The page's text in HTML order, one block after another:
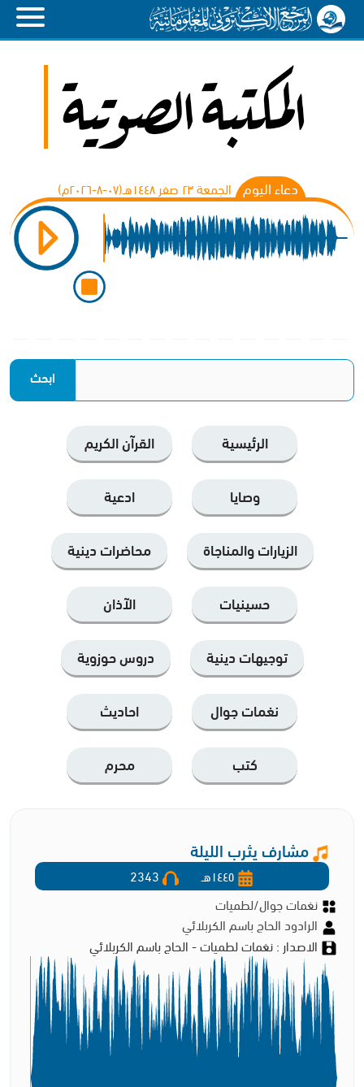
دعاء اليوم الجمعة ٢٣ صفر ١٤٤٨هـ(۰۷-۸-۲۰۲٦م)
الرئيسية القرآن الكریم
وصايا ادعية
الزيارات والمناجاة محاضرات دينية
حسينيات الآذان
توجيهات دينية دروس حوزوية
نغمات جوال احاديث
كتب محرم
مشارف يثرب الليلة
نغمات جوال/لطميات
الرادود الحاج باسم الكربلائي
الاصدار : نغمات لطميات - الحاج باسم الكربلائي